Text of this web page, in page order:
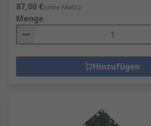
87,00 €(ohne MwSt.)
Menge
Hinzufügen